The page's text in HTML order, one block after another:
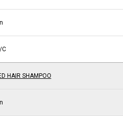
C
HAIR SHAMPOO